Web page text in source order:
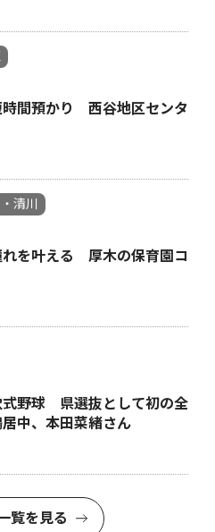
時間預かり 西谷地区センタ
清川
れを叶える 厚木の保育園コ
式野球 県選抜として初の全
中、本田菜緒さん
覧を見る